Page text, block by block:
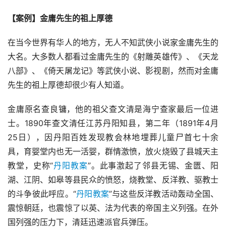
【案例】 金庸先生的祖上厚德
在当今世界有华人的地方，无人不知武侠小说家金庸先生的
大名。大多数人都看过金庸先生的《射雕英雄传》、《天龙
八部》、《倚天屠龙记》等武侠小说、影视剧，然而对金庸
先生的祖上厚德却很少有人知道。
金庸原名查良镛，他的祖父查文清是海宁查家最后一位进
士。1890年查文清任江苏丹阳知县，第二年（1891年4月
25日），因丹阳百姓发现教会林地埋葬儿童尸首七十余
具，育婴堂内也无一活婴，群情激愤，放火烧毁了县城天主
教堂，史称“丹阳教案”。此事激起了邻县无锡、金匮、阳
湖、江阴、如皋等县民众的愤怒，烧教堂、反洋教、驱教士
的斗争彼此呼应。“丹阳教案”与这些反洋教活动轰动全国、
震惊朝廷，也震惊了以英、法为代表的帝国主义列强。在外
国列强的压力下，清廷迅速派官兵弹压。